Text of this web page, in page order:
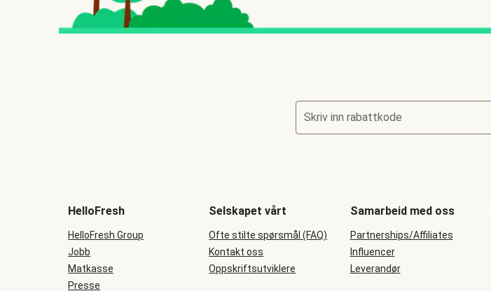
Skriv inn rabattkode
HelloFresh
HelloFresh Group
Jobb
Matkasse
Presse
Selskapet vårt
Ofte stilte spørsmål (FAQ)
Kontakt oss
Oppskriftsutviklere
Samarbeid med oss
Partnerships/Affiliates
Influencer
Leverandør